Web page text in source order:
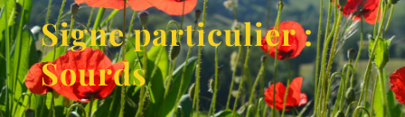
Signe particulier :
Sourds